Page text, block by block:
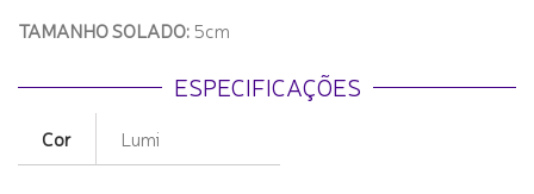
TAMANHO SOLADO: 5cm
ESPECIFICAÇÕES
Cor Lumi